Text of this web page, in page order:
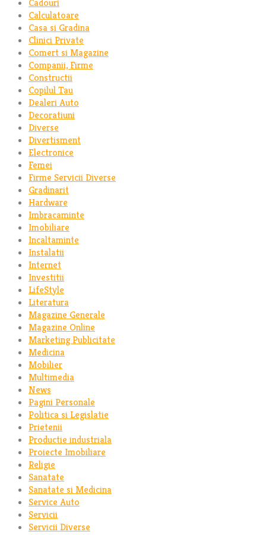
Calculatoare
Casa si Gradina
Clinici Private
Comert si Magazine
Companii, Firme
Constructii
Copilul Tau
Dealeri Auto
Decoratiuni
Diverse
Divertisment
Electronice
Femei
Firme Servicii Diverse
Gradinarit
Hardware
Imbracaminte
Imobiliare
Incaltaminte
Instalatii
Internet
Investitii
LifeStyle
Literatura
Magazine Generale
Magazine Online
Marketing Publicitate
Medicina
Mobilier
Multimedia
News
Pagini Personale
Politica si Legislatie
Prietenii
Productie industriala
Proiecte Imobiliare
Religie
Sanatate
Sanatate si Medicina
Service Auto
Servicii
Servicii Diverse